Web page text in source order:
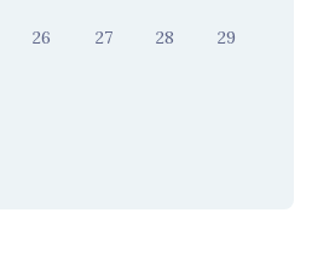
26 27 28 29